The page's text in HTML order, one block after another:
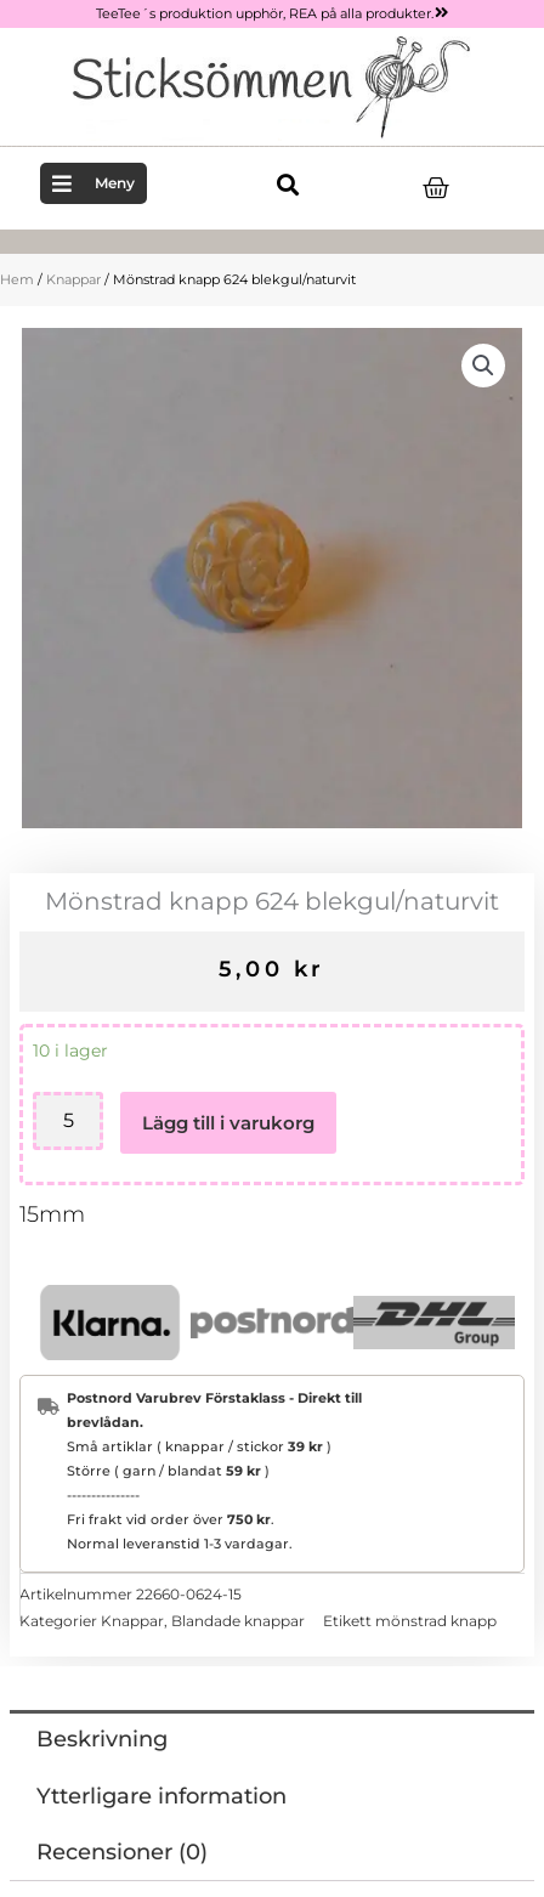
TeeTee´s produktion upphör, REA på alla produkter.
Meny
Hem / Knappar / Mönstrad knapp 624 blekgul/naturvit
Mönstrad knapp 624 blekgul/naturvit
5,00 kr
10 i lager
Mönstrad
624
blekgul/naturvit
mängd
Lägg till i varukorg
15mm
Postnord Varubrev Förstaklass - Direkt till
brevlådan.
Små artiklar ( knappar / stickor 39 kr )
Större ( garn / blandat 59 kr )
---------------
Fri frakt vid order över 750 kr.
Normal leveranstid 1-3 vardagar.
Artikelnummer 22660-0624-15
Kategorier Knappar, Blandade knappar Etikett mönstrad knapp
Beskrivning
Ytterligare information
Recensioner (0)